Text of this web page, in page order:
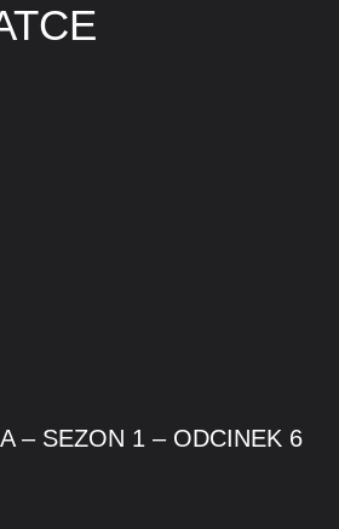
– SEZON 1 – ODCINEK 6